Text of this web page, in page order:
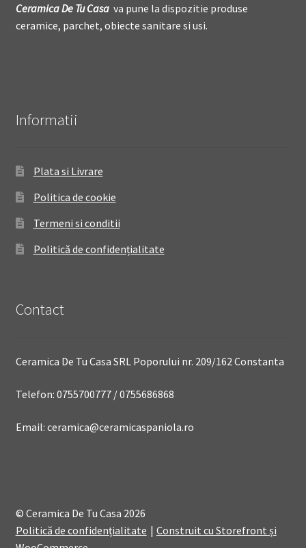
Ceramica DeTu Casava pune la dispozitie produse
ceramice, parchet, obiecte sanitare si usi.
Informatii
Plata si Livrare
Politica de cookie
Termeni si conditii
Politică de confidențialitate
Contact
Ceramica De Tu Casa SRL Poporului nr. 209/162 Constanta
Telefon: 0755700777 / 0755686868
Email: ceramica@ceramicaspaniola.ro
© Ceramica De Tu Casa 2026
Politică de confidențialitate
Construit cu Storefront și